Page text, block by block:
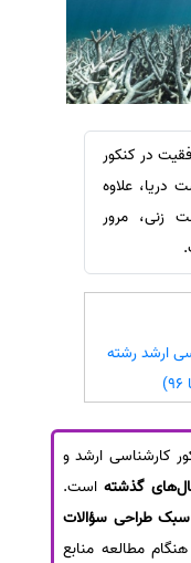
در کنکور
دریا، علاوه
زنی، مرور
ارشد رشته
کارشناسی ارشد و
گذشته است.
سبک طراحی سؤالات
مطالعه منابع